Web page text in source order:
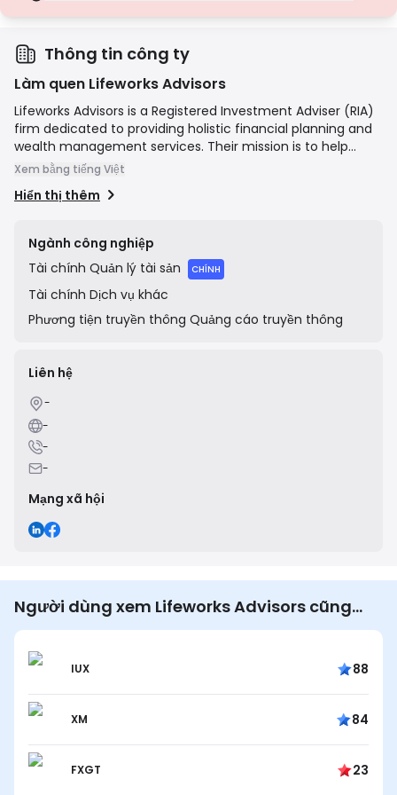
Giấy phép hạng D
Từ các khu vực pháp lý có sự giám sát tối thiểu, các giấy phép này
và bảo hiểm. Mặc dù hấp dẫn về tính linh hoạt trong hoạt động,
nhưng chúng gây ra rủi ro cao hơn cho các nhà giao dịch.
Thông tin công ty
Làm quen Lifeworks Advisors
Lifeworks Advisors is a Registered Investment Adviser (RIA)
firm dedicated to providing holistic financial planning and
wealth management services. Their mission is to help
clients align their finances with their life goals, offering
management, tax strategies, and estate planning. The
long-term relationships and personalized advice delivered
by a team of CERTIFIED FINANCIAL PLANNER™ professionals
and wealth advisors.
Xem bằng tiếng Việt
Hiển thị thêm
Ngành công nghiệp
Tài chính Quản lý tài sản CHÍNH
Tài chính Dịch vụ khác
Phương tiện truyền thông Quảng cáo truyền thông
Liên hệ
-
-
-
-
Mạng xã hội
Người dùng xem Lifeworks Advisors cũng
xem…
IUX 88
XM 84
FXGT 23